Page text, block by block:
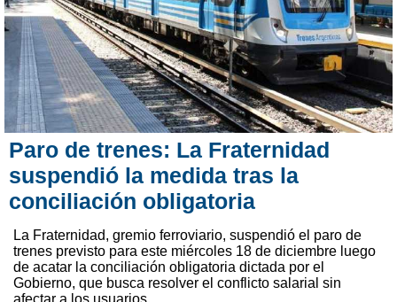
Paro de trenes: La Fraternidad
suspendió la medida tras la
conciliación obligatoria
La Fraternidad, gremio ferroviario, suspendió el paro de
trenes previsto para este miércoles 18 de diciembre luego
de acatar la conciliación obligatoria dictada por el
Gobierno, que busca resolver el conflicto salarial sin
afectar a los usuarios.